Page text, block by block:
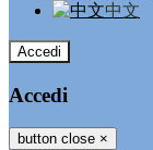
中文
Accedi
Accedi
button close ×